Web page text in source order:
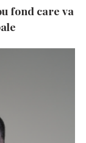
fond care va